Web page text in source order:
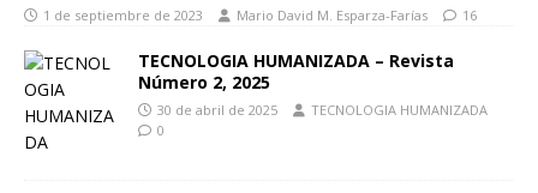
1 de septiembre de 2023 Mario David M. Esparza-Farías 16
TECNOLOGIA HUMANIZADA – Revista
Número 2, 2025
30 de abril de 2025
TECNOLOGIA HUMANIZADA
0